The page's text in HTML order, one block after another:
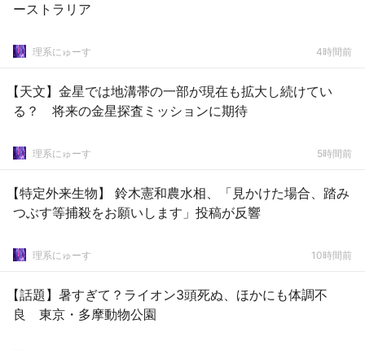
ーストラリア
理系にゅーす 4時間前
【天文】金星では地溝帯の一部が現在も拡大し続けてい
る？ 将来の金星探査ミッションに期待
理系にゅーす 5時間前
【特定外来生物】 鈴木憲和農水相、「見かけた場合、踏み
つぶす等捕殺をお願いします」投稿が反響
理系にゅーす 10時間前
【話題】暑すぎて？ライオン3頭死ぬ、ほかにも体調不
良 東京・多摩動物公園